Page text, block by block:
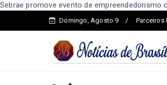
Sebrae promove evento de
Domingo, Agosto 9 Parceiros